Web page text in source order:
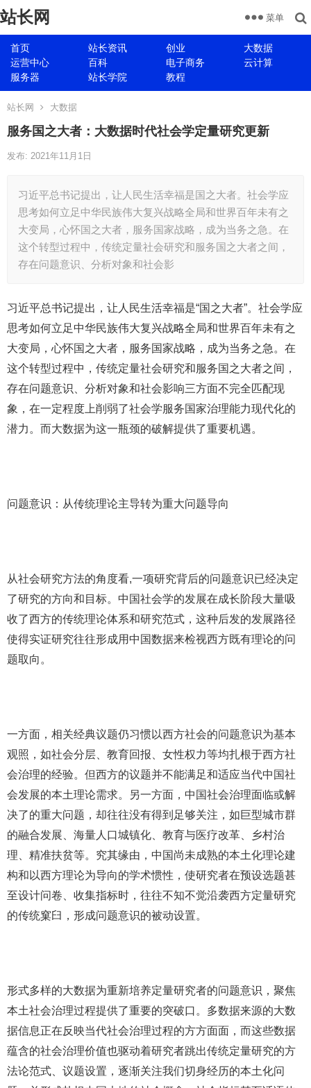
站长网
首页 站长资讯 创业
大数据
运营中心
百科 电子商务
云计算
服务器
站长学院 教程
菜单
站长网 大数据
服务国之大者：大数据时代社会学定量研究更新
发布: 2021年11月1日
习近平总书记提出，让人民生活幸福是国之大者。社会学应
思考如何立足中华民族伟大复兴战略全局和世界百年未有之
大变局，心怀国之大者，服务国家战略，成为当务之急。在
这个转型过程中，传统定量社会研究和服务国之大者之间，
存在问题意识、分析对象和社会影
习近平总书记提出，让人民生活幸福是“国之大者”。社会学应
思考如何立足中华民族伟大复兴战略全局和世界百年未有之
大变局，心怀国之大者，服务国家战略，成为当务之急。在
这个转型过程中，传统定量社会研究和服务国之大者之间，
存在问题意识、分析对象和社会影响三方面不完全匹配现
象，在一定程度上削弱了社会学服务国家治理能力现代化的
潜力。而大数据为这一瓶颈的破解提供了重要机遇。
问题意识：从传统理论主导转为重大问题导向
从社会研究方法的角度看,一项研究背后的问题意识已经决定
了研究的方向和目标。中国社会学的发展在成长阶段大量吸
收了西方的传统理论体系和研究范式，这种后发的发展路径
使得实证研究往往形成用中国数据来检视西方既有理论的问
题取向。
一方面，相关经典议题仍习惯以西方社会的问题意识为基本
观照，如社会分层、教育回报、女性权力等均扎根于西方社
会治理的经验。但西方的议题并不能满足和适应当代中国社
会发展的本土理论需求。另一方面，中国社会治理面临或解
决了的重大问题，却往往没有得到足够关注，如巨型城市群
的融合发展、海量人口城镇化、教育与医疗改革、乡村治
理、精准扶贫等。究其缘由，中国尚未成熟的本土化理论建
构和以西方理论为导向的学术惯性，使研究者在预设选题甚
至设计问卷、收集指标时，往往不知不觉沿袭西方定量研究
的传统窠臼，形成问题意识的被动设置。
形式多样的大数据为重新培养定量研究者的问题意识，聚焦
本土社会治理过程提供了重要的突破口。多数据来源的大数
据信息正在反映当代社会治理过程的方方面面，而这些数据
蕴含的社会治理价值也驱动着研究者跳出传统定量研究的方
法论范式、议题设置，逐渐关注我们切身经历的本土化问